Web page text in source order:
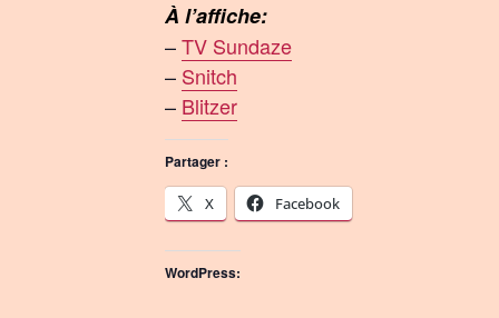
À l’affiche:
–TV Sundaze
– Snitch
– Blitzer
Partager :
X Facebook
WordPress: